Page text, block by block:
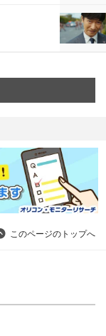
このページのトップへ